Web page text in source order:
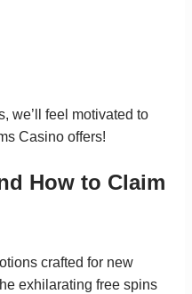
we’ll feel motivated to
Casino offers!
How to Claim
crafted for new
exhilarating free spins